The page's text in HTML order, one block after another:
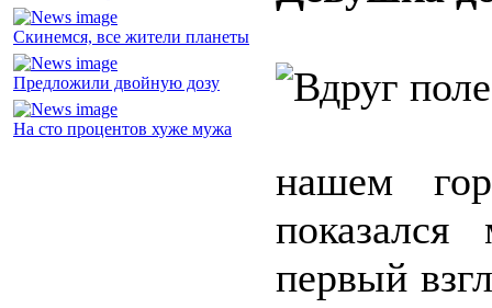
Скинемся, все жители планеты
Предложили двойную дозу
На сто процентов хуже мужа
нашем
первый